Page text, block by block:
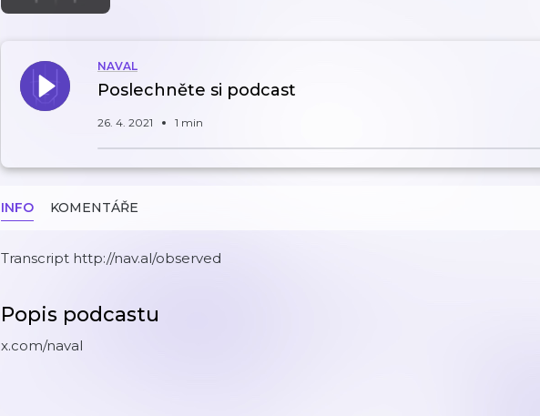
NAVAL
Poslechněte si podcast
26. 4. 2021 1 min
INFO KOMENTÁŘE
Transcript http://nav.al/observed
Popis podcastu
x.com/naval